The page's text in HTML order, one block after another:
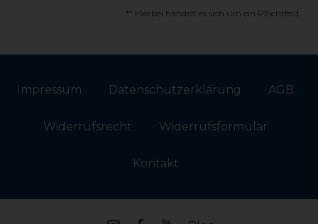
** Hierbei handelt es sich um ein Pflichtfeld.
Impressum Daten­schutz­erklärung AGB
Widerrufs­recht Widerrufs­formular
Kontakt